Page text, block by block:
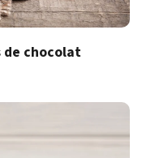
de chocolat